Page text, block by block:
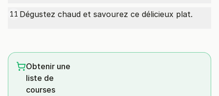
11 Dégustez chaud et savourez ce délicieux plat.
Obtenir une
liste de
courses